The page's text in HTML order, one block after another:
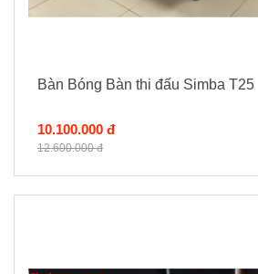
Bàn Bóng Bàn thi đấu Simba T25
10.100.000 đ
12.600.000 đ